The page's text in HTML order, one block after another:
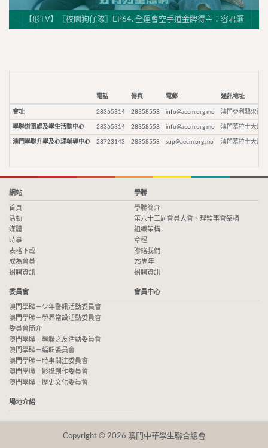
【形TV】〖校園狗仔隊〗EP64. 全運會空手道金牌得主：容君灝
電話 傳真 電郵 通訊地址
會址 28365314 28358558 info@aecm.org.mo 澳門亞利鴉架街9
學聯辦事處及學生活動中心 28365314 28358558 info@aecm.org.mo 澳門慕拉士大馬
澳門學聯升學及心理輔導中心 28723143 28358558 sup@aecm.org.mo 澳門慕拉士大馬
網站
首頁
活動
媒體
時事
表格下載
成為會員
招聘資訊
學聯
學聯簡介
第六十三屆會員大會、理監事會架構
組織架構
章程
聯絡我們
75周年
招聘資訊
委員會
澳門學聯－少年警訊活動委員會
澳門學聯－學界常設活動委員會
委員會簡介
澳門學聯－學聯之友活動委員會
澳門學聯－編輯委員會
澳門學聯－時事關注委員會
澳門學聯－影攝創作委員會
澳門學聯－歷史文化委員會
會員中心
場地介紹
Copyright © 2026 澳門中華學生聯合總會